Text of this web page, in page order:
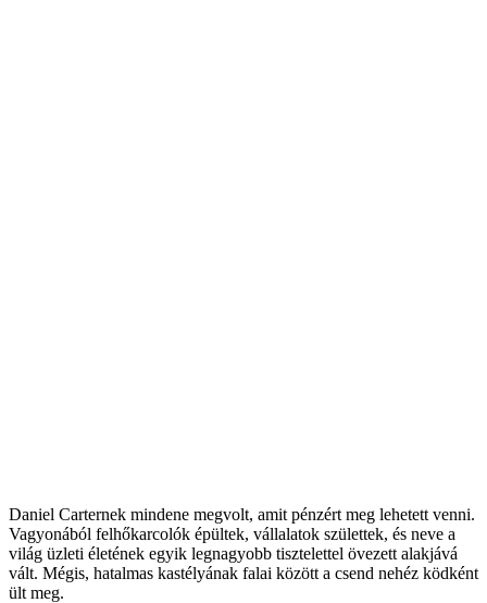
Daniel Carternek mindene megvolt, amit pénzért meg lehetett venni.
Vagyonából felhőkarcolók épültek, vállalatok születtek, és neve a
világ üzleti életének egyik legnagyobb tisztelettel övezett alakjává
vált. Mégis, hatalmas kastélyának falai között a csend nehéz ködként
ült meg.